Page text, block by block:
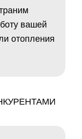
вашей
отопления